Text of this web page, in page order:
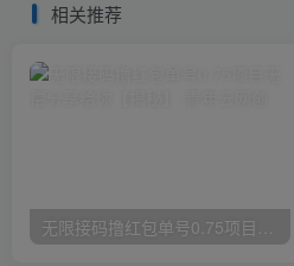
相关推荐
无限接码撸红包单号0.75项目无偿分享给你【揭秘】